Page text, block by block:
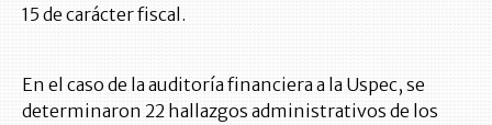
15 de carácter fiscal.
En el caso de la auditoría financiera a la Uspec, se
determinaron 22 hallazgos administrativos de los